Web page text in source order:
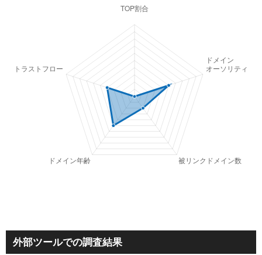
外部ツールでの調査結果